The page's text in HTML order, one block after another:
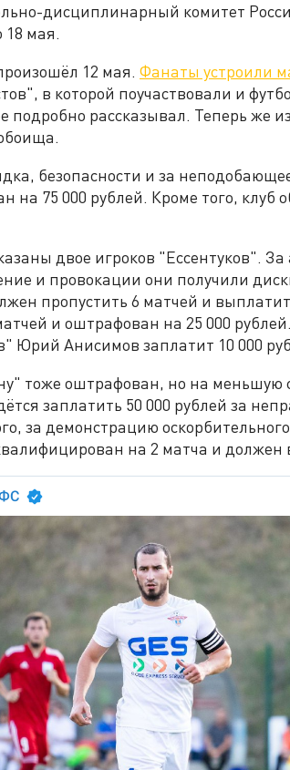
дисциплинарный комитет
18 мая.
12 мая. Фанаты устроили
в которой поучаствовали и
рассказывал. Теперь же
безопасности и за
на 75 000 рублей. Кроме того, клуб
двое игроков "Ессентуков". За
и провокации они получили
пропустить 6 матчей и
и оштрафован на 25 000
Юрий Анисимов заплатит 10 000
тоже оштрафован, но на меньшую
заплатить 50 000 рублей за
за демонстрацию
на 2 матча и должен